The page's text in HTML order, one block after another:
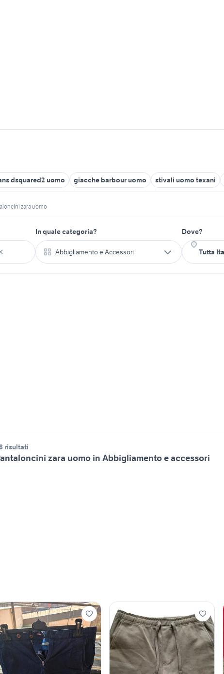
dsquared2 uomo giacche barbour uomo stivali uomo texani
zara uomo
In quale categoria?
Abbigliamento e Accessori
Dove?
risultati
zara uomo in Abbigliamento e accessori